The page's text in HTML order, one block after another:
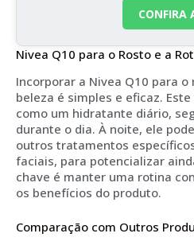
CONFIRA
Nivea Q10 para o Rosto e a
Incorporar a Nivea Q10 para
beleza é simples e eficaz.
como um hidratante diário,
durante o dia. À noite, ele
outros tratamentos
faciais, para potencializar
chave é manter uma rotina
os benefícios do produto.
Comparação com Outros